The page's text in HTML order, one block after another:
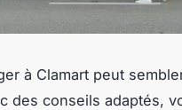
à Clamart peut
des conseils adaptés,